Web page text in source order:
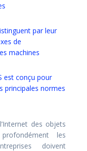
par leur
de
machines
est conçu pour
principales normes
des objets
les
doivent